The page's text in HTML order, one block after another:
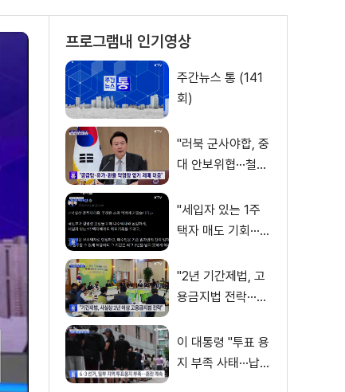
프로그램내 인기영상
주간뉴스 통 (141
회)
"러북 군사야합, 중
대 안보위협···철저
"세입자 있는 1주
택자 매도 기회···형
"2년 기간제법, 고
용금지법 전락···대
이 대통령 "투표 용
지 부족 사태···납득